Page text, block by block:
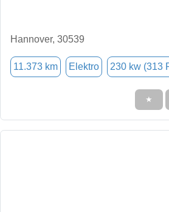
Hannover, 30539
11.373 km Elektro 230 kw (313
★